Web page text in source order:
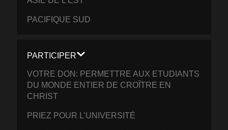
PACIFIQUE SUD
PARTICIPER
VOTRE DON: PERMETTRE AUX ETUDIANTS
DU MONDE ENTIER DE CROÎTRE EN
CHRIST
PRIEZ POUR L’UNIVERSITÉ